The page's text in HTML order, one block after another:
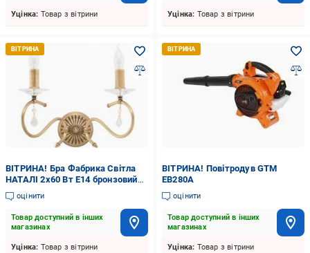
Уцінка: Товар з вітрини Уцінка: Товар з вітрини
ВІТРИНА! Бра Фабрика Світла
НАТАЛІ 2x60 Вт E14 бронзовий
НББ 26-2х60-523
оцінити
Товар доступний в інших
магазинах
Уцінка: Товар з вітрини
ВІТРИНА! Повітродув GTM
EB280A
оцінити
Товар доступний в інших
магазинах
Уцінка: Товар з вітрини